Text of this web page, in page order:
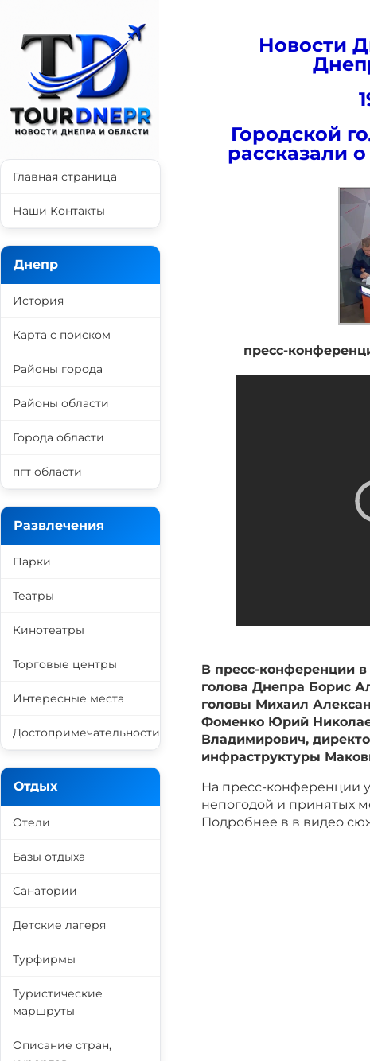
Новости
Городской
рассказали
пресс-
В пресс-конференции в
голова Днепра Борис
головы Михаил
Фоменко Юрий
Владимирович,
инфраструктуры
На пресс-конференции
непогодой и принятых
Подробнее в в видео
Главная страница
Наши Контакты
Днепр
История
Карта с поиском
Районы города
Районы области
Города области
пгт области
Развлечения
Парки
Театры
Кинотеатры
Торговые центры
Интересные места
Достопримечательности
Отдых
Отели
Базы отдыха
Санатории
Детские лагеря
Турфирмы
Туристические
маршруты
Описание стран,